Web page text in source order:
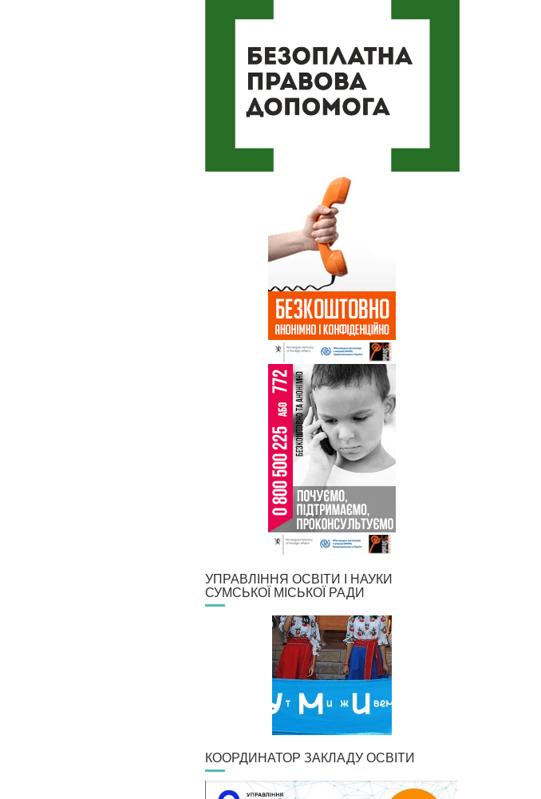
УПРАВЛІННЯ ОСВІТИ І НАУКИ
СУМСЬКОЇ МІСЬКОЇ РАДИ
КООРДИНАТОР ЗАКЛАДУ ОСВІТИ